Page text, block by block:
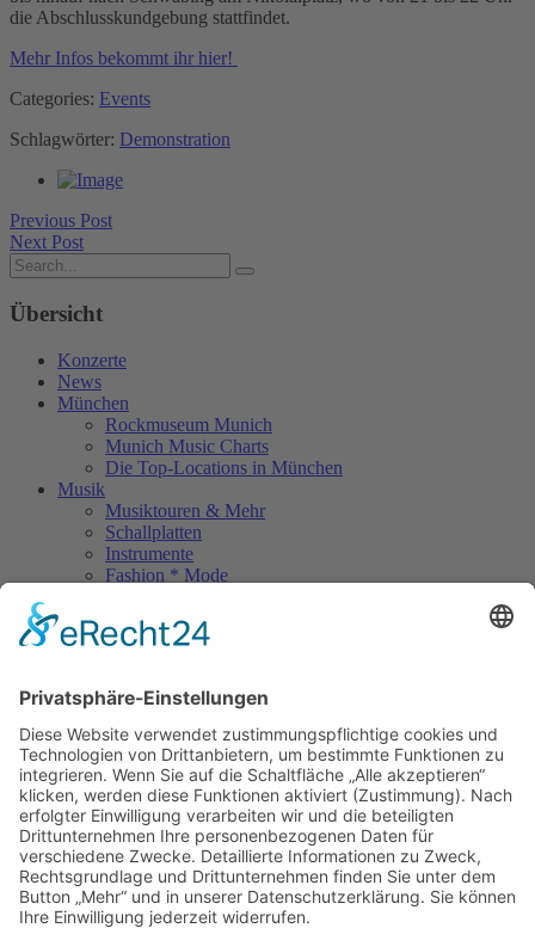
die Abschlusskundgebung stattfindet.
Mehr Infos bekommt ihr hier!
Categories: Events
Schlagwörter: Demonstration
Previous Post
Next Post
Übersicht
Konzerte
News
München
Rockmuseum Munich
Munich Music Charts
Die Top-Locations in München
Musik
Musiktouren & Mehr
Schallplatten
Instrumente
Fashion * Mode
Rock Memories II
Stones Day München
Unerhört
The Lost 80s Tapes
Über uns
Kontakt
Neueste Beiträge
Bewerbt euch für „Hard Rock Rising“!
Act des Monats: MondWild
Münchner Open Air Sommer: Konzerte in der Residenz